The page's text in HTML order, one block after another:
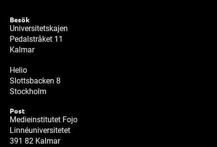
Besök
Universitetskajen
Pedalstråket 11
Kalmar
Helio
Slottsbacken 8
Stockholm
Post
Medieinstitutet Fojo
Linnéuniversitetet
391 82 Kalmar